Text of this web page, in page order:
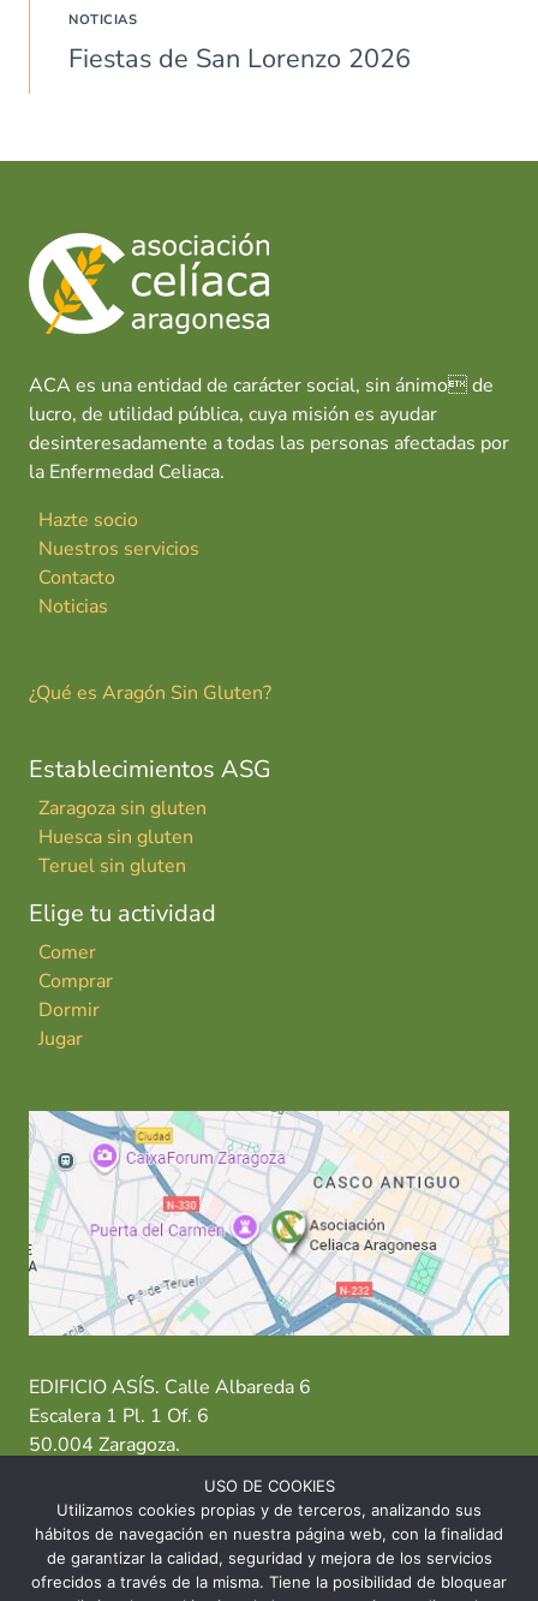
NOTICIAS
Fiestas de San Lorenzo 2026
ACA es una entidad de carácter social, sin ánimo de
lucro, de utilidad pública, cuya misión es ayudar
desinteresadamente a todas las personas afectadas por
la Enfermedad Celiaca.
Hazte socio
Nuestros servicios
Contacto
Noticias
¿Qué es Aragón Sin Gluten?
Establecimientos ASG
Zaragoza sin gluten
Huesca sin gluten
Teruel sin gluten
Elige tu actividad
Comer
Comprar
Dormir
Jugar
EDIFICIO ASÍS. Calle Albareda 6
Escalera 1 Pl. 1 Of. 6
50.004 Zaragoza.
T: 976 484 949 M: 635 638 563
Sede Zaragoza·Sede Huesca· Sede Teruel
USO DE COOKIES
Utilizamos cookies propias y de terceros, analizando sus
hábitos de navegación en nuestra página web, con la finalidad
de garantizar la calidad, seguridad y mejora de los servicios
ofrecidos a través de la misma. Tiene la posibilidad de bloquear